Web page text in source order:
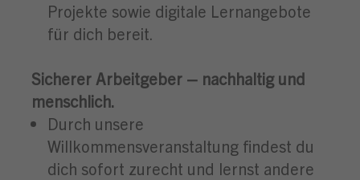
Projekte sowie digitale Lernangebote
für dich bereit.
Sicherer Arbeitgeber – nachhaltig und
menschlich.
Durch unsere
Willkommensveranstaltung findest du
dich sofort zurecht und lernst andere